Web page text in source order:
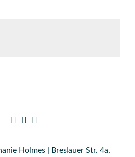
Holmes | Breslauer Str. 4a,